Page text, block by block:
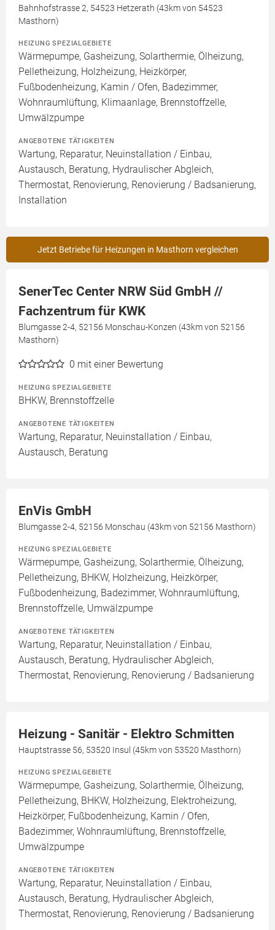
Bahnhofstrasse 2, 54523 Hetzerath (43km von 54523
Masthorn)
HEIZUNG SPEZIALGEBIETE
Wärmepumpe, Gasheizung, Solarthermie, Ölheizung,
Pelletheizung, Holzheizung, Heizkörper,
Fußbodenheizung, Kamin / Ofen, Badezimmer,
Wohnraumlüftung, Klimaanlage, Brennstoffzelle,
Umwälzpumpe
ANGEBOTENE TÄTIGKEITEN
Wartung, Reparatur, Neuinstallation / Einbau,
Austausch, Beratung, Hydraulischer Abgleich,
Thermostat, Renovierung, Renovierung / Badsanierung,
Installation
Jetzt Betriebe für Heizungen in Masthorn vergleichen
SenerTec Center NRW Süd GmbH //
Fachzentrum für KWK
Blumgasse 2-4, 52156 Monschau-Konzen (43km von 52156
Masthorn)
0 mit einer Bewertung
HEIZUNG SPEZIALGEBIETE
BHKW, Brennstoffzelle
ANGEBOTENE TÄTIGKEITEN
Wartung, Reparatur, Neuinstallation / Einbau,
Austausch, Beratung
EnVis GmbH
Blumgasse 2-4, 52156 Monschau (43km von 52156 Masthorn)
HEIZUNG SPEZIALGEBIETE
Wärmepumpe, Gasheizung, Solarthermie, Ölheizung,
Pelletheizung, BHKW, Holzheizung, Heizkörper,
Fußbodenheizung, Badezimmer, Wohnraumlüftung,
Brennstoffzelle, Umwälzpumpe
ANGEBOTENE TÄTIGKEITEN
Wartung, Reparatur, Neuinstallation / Einbau,
Austausch, Beratung, Hydraulischer Abgleich,
Thermostat, Renovierung, Renovierung / Badsanierung
Heizung - Sanitär - Elektro Schmitten
Hauptstrasse 56, 53520 Insul (45km von 53520 Masthorn)
HEIZUNG SPEZIALGEBIETE
Wärmepumpe, Gasheizung, Solarthermie, Ölheizung,
Pelletheizung, BHKW, Holzheizung, Elektroheizung,
Heizkörper, Fußbodenheizung, Kamin / Ofen,
Badezimmer, Wohnraumlüftung, Brennstoffzelle,
Umwälzpumpe
ANGEBOTENE TÄTIGKEITEN
Wartung, Reparatur, Neuinstallation / Einbau,
Austausch, Beratung, Hydraulischer Abgleich,
Thermostat, Renovierung, Renovierung / Badsanierung